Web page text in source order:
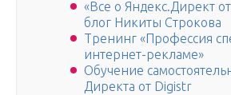
«Все о Яндекс.Директ
блог Никиты Строкова
Тренинг «Профессия
интернет-рекламе»
Обучение
Директа от Digistr